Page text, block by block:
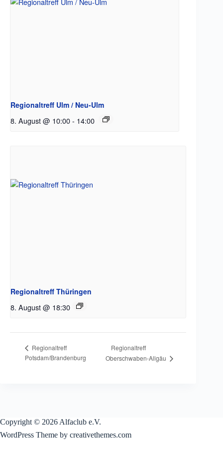
Regionaltreff Ulm / Neu-Ulm
8. August @ 10:00- 14:00
Regionaltreff Thüringen
8. August @ 18:30
Regionaltreff
Potsdam/Brandenburg
Regionaltreff
Oberschwaben-Allgäu
Copyright © 2026 Alfaclub e.V.
WordPress Theme by creativethemes.com